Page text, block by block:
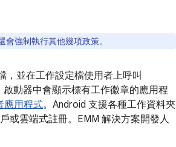
強制執行其他幾項政策。
，並在工作設定檔使用者上呼叫
動器中會顯示標有工作徽章的應用程
應用程式。Android 支援各種工作資料夾
或雲端式註冊。EMM 解決方案開發人